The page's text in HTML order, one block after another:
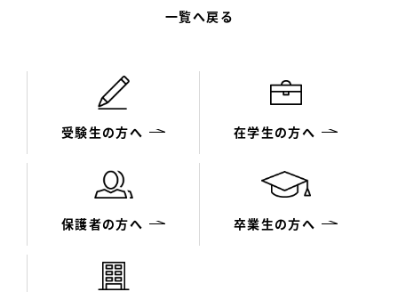
一覧へ戻る
受験生の方へ 在学生の方へ
保護者の方へ 卒業生の方へ